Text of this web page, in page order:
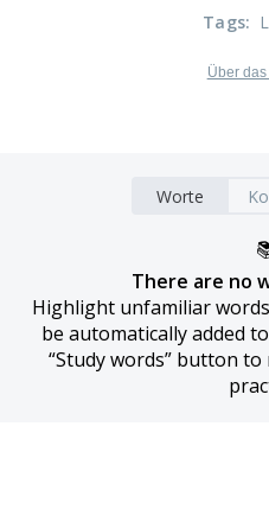
Tags:
Über
Worte
There are no
Highlight unfamiliar
be automatically added
“Study words” button